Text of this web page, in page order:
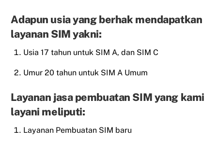
Adapun usia yang berhak mendapatkan
layanan SIM yakni:
Usia 17 tahun untuk SIM A, dan SIM C
Umur 20 tahun untuk SIM A Umum
Layanan jasa pembuatan SIM yang kami
layani meliputi:
Layanan Pembuatan SIM baru